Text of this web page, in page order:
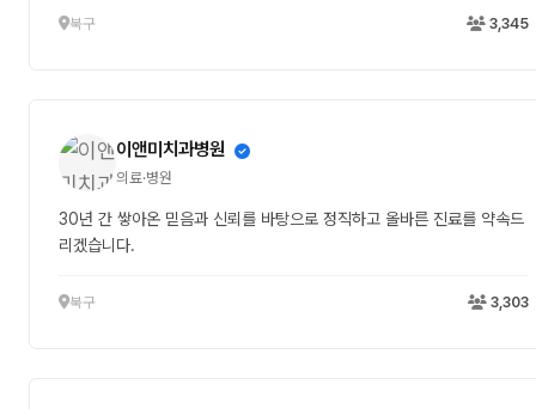
북구 3,345
이앤미치과병원
의료·병원
30년 간 쌓아온 믿음과 신뢰를 바탕으로 정직하고 올바른 진료를 약속드
리겠습니다.
북구 3,303